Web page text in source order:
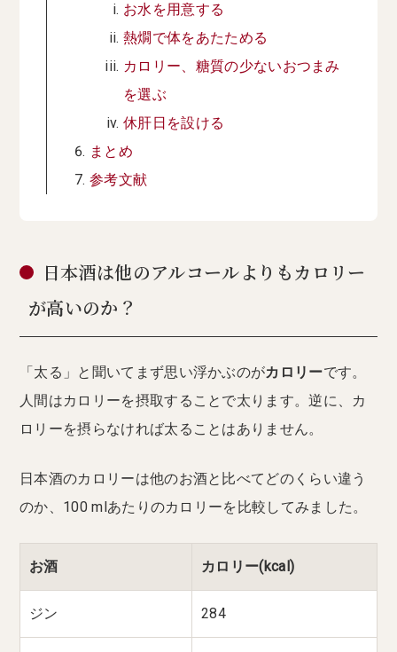
お水を用意する
熱燗で体をあたためる
カロリー、糖質の少ないおつまみ
を選ぶ
休肝日を設ける
まとめ
参考文献
日本酒は他のアルコールよりもカロリー
が高いのか？
「太る」と聞いてまず思い浮かぶのがカロリーです。
人間はカロリーを摂取することで太ります。逆に、カ
ロリーを摂らなければ太ることはありません。
日本酒のカロリーは他のお酒と比べてどのくらい違う
のか、100 mlあたりのカロリーを比較してみました。
お酒 カロリー(kcal)
ジン 284